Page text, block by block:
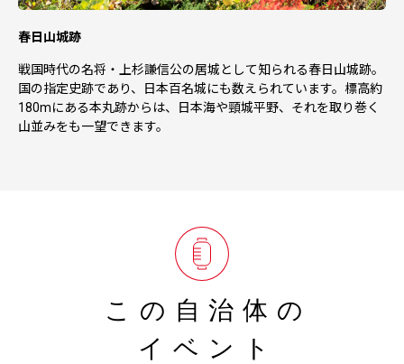
春日山城跡
戦国時代の名将・上杉謙信公の居城として知られる春日山城跡。
国の指定史跡であり、日本百名城にも数えられています。標高約
180mにある本丸跡からは、日本海や頸城平野、それを取り巻く
山並みをも一望できます。
この自治体の
イベント